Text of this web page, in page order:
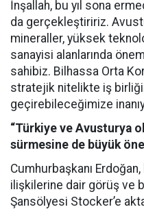
İnşallah, bu yıl sona
da gerçekleştiririz.
mineraller, yüksek
sanayisi alanlarında
sahibiz. Bilhassa Orta
stratejik nitelikte iş
geçirebileceğimize
“Türkiye ve Avusturya
sürmesine de büyük
Cumhurbaşkanı
ilişkilerine dair görüş ve
Şansölyesi Stocker’e